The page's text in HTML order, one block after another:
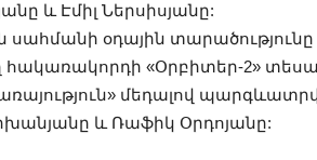
և Էմիլ Ներսիսյանը:
օդային
«Օրբիտեր-2»
մեդալով պարգև
և Ռաֆիկ Օրդոյանը: